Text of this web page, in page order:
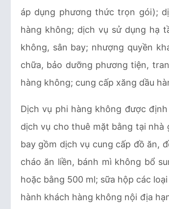
áp dụng phương thức trọn gói);
hàng không; dịch vụ sử dụng hạ
không, sân bay; nhượng quyền
chữa, bảo dưỡng phương tiện,
hàng không; cung cấp xăng dầu
Dịch vụ phi hàng không được
dịch vụ cho thuê mặt bằng tại nhà
bay gồm dịch vụ cung cấp đồ ăn,
cháo ăn liền, bánh mì không bổ
hoặc bằng 500 ml; sữa hộp các
hành khách hàng không nội địa